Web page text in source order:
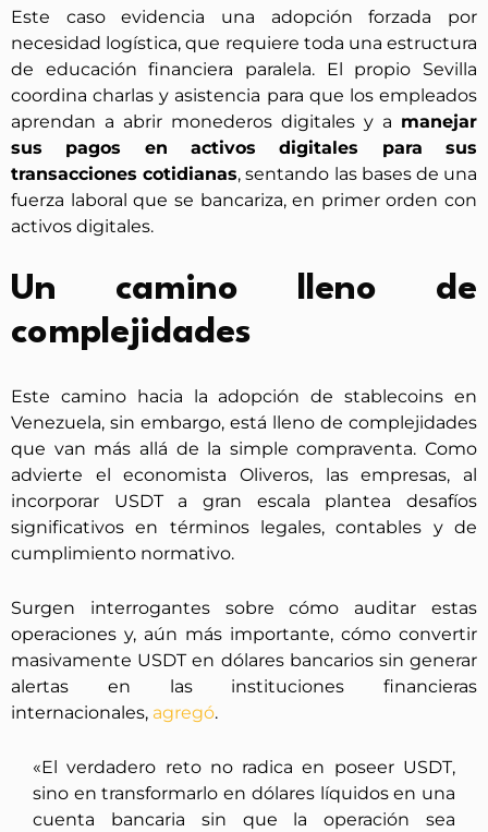
Este caso evidencia una adopción forzada por
necesidad logística, que requiere toda una estructura
de educación financiera paralela. El propio Sevilla
coordina charlas y asistencia para que los empleados
aprendan a abrir monederos digitales y a manejar
sus pagos en activos digitales para sus
transacciones cotidianas, sentando las bases de una
fuerza laboral que se bancariza, en primer orden con
activos digitales.
Un camino lleno de
complejidades
Este camino hacia la adopción de stablecoins en
Venezuela, sin embargo, está lleno de complejidades
que van más allá de la simple compraventa. Como
advierte el economista Oliveros, las empresas, al
incorporar USDT a gran escala plantea desafíos
significativos en términos legales, contables y de
cumplimiento normativo.
Surgen interrogantes sobre cómo auditar estas
operaciones y, aún más importante, cómo convertir
masivamente USDT en dólares bancarios sin generar
alertas en las instituciones financieras
internacionales, agregó.
«El verdadero reto no radica en poseer USDT,
sino en transformarlo en dólares líquidos en una
cuenta bancaria sin que la operación sea